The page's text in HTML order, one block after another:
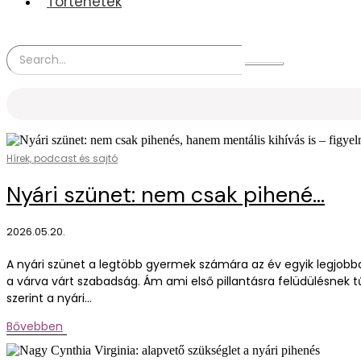
Hírek, podcast és sajtó
Nyári szünet: nem csak pihené...
2026.05.20.
A nyári szünet a legtöbb gyermek számára az év egyik
a várva várt szabadság. Ám ami első pillantásra
szerint a nyári...
Bővebben